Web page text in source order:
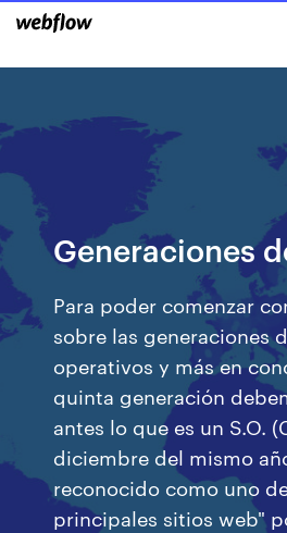
Generaciones
Para poder comenzar
sobre las generaciones
operativos y más en
quinta generación
antes lo que es un S.O.
diciembre del mismo
reconocido como uno
principales sitios web"